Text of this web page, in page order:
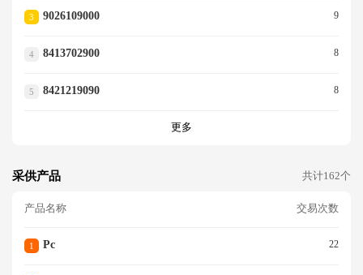
3 9026109000 9
4 8413702900 8
5 8421219090 8
更多
采供产品 共计162个
产品名称 交易次数
1 Pc 22